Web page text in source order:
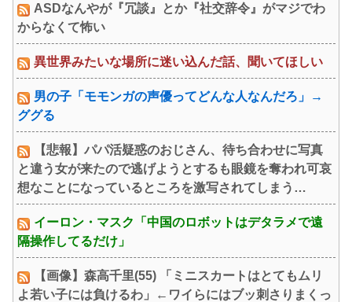
う ASDなんやが『冗談』とか『社交辞令』がマジでわ
からなくて怖い
異世界みたいな場所に迷い込んだ話、聞いてほしい
男の子「モモンガの声優ってどんな人なんだろ」→
ググる
【悲報】パパ活疑惑のおじさん、待ち合わせに写真
と違う女が来たので逃げようとするも眼鏡を奪われ可哀
想なことになっているところを激写されてしまう…
イーロン・マスク「中国のロボットはデタラメで遠
隔操作してるだけ」
【画像】森高千里(55) 「ミニスカートはとてもムリ
よ若い子には負けるわ」←ワイらにはブッ刺さりまくっ